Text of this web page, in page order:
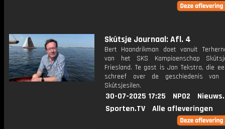
Skûtsje Journaal: Afl. 4
Bert Haandrikman doet vanuit
van het SKS Kampioenschap
Friesland. Te gast is Jan Tekstra, die
schreef over de geschiedenis van
Skûtsjesilen.
30-07-2025 17:25 NPO2
Sporten.TV
Alle afleveringen